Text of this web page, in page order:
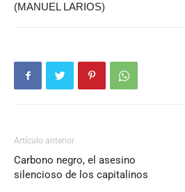
(MANUEL LARIOS)
Artículo anterior
Carbono negro, el asesino
silencioso de los capitalinos